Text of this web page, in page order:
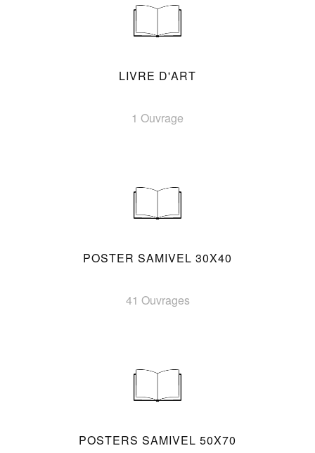
LIVRE D'ART
1 Ouvrage
POSTER SAMIVEL 30X40
41 Ouvrages
POSTERS SAMIVEL 50X70